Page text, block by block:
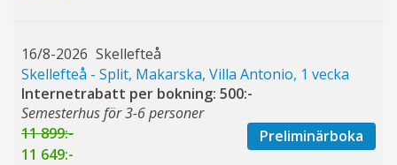
16/8-2026 Skellefteå
Skellefteå - Split, Makarska, Villa Antonio, 1 vecka
Internetrabatt per bokning: 500:-
Semesterhus för 3-6 personer
11 899:-
11 649:-
Preliminärboka